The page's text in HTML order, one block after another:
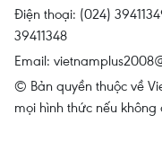
Điện thoại: (024)
39411348
Email:
© Bản quyền thuộc về
mọi hình thức nếu